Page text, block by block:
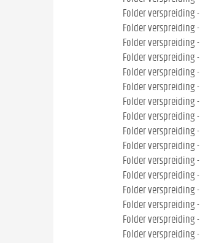
Folder verspreiding
Folder verspreiding
Folder verspreiding
Folder verspreiding
Folder verspreiding
Folder verspreiding
Folder verspreiding
Folder verspreiding
Folder verspreiding
Folder verspreiding
Folder verspreiding
Folder verspreiding
Folder verspreiding
Folder verspreiding
Folder verspreiding
Folder verspreiding